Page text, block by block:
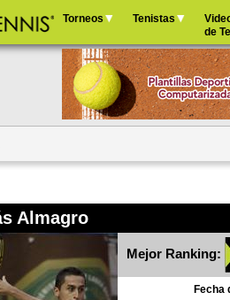
principal
Torneos Tenistas
de
Almagro
Mejor Ranking:
Fecha